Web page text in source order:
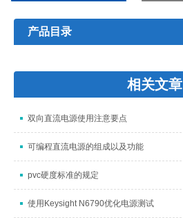
产品目录
相关文章
双向直流电源使用注意要点
可编程直流电源的组成以及功能
pvc硬度标准的规定
使用Keysight N6790优化电源测试